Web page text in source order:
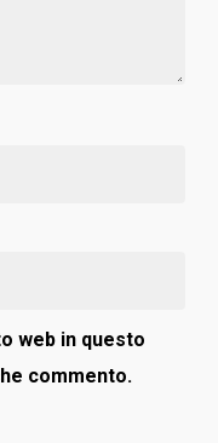
web in questo
commento.